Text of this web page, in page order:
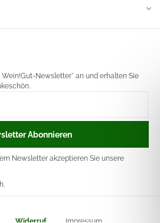
Newsletter* an und erhalten Sie
Abonnieren
Newsletter akzeptieren Sie unsere
Widerruf Impressum